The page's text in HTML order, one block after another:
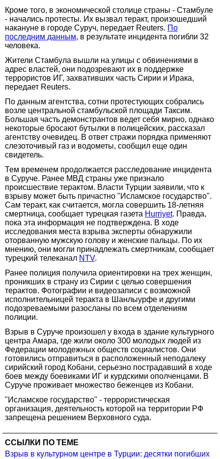
Кроме того, в экономической столице страны - Стамбуле
- начались протесты. Их вызвал теракт, произошедший
накануне в городе Суруч, передает Reuters. По
последним данным, в результате инцидента погибли 32
человека.
Жители Стамбула вышли на улицы с обвинениями в
адрес властей, они подозревают их в поддержке
террористов ИГ, захвативших часть Сирии и Ирака,
передает Reuters.
По данным агентства, сотни протестующих собрались
возле центральной стамбульской площади Таксим.
Большая часть демонстрантов ведет себя мирно, однако
некоторые бросают бутылки в полицейских, рассказал
агентству очевидец. В ответ стражи порядка применяют
слезоточивый газ и водометы, сообщил еще один
свидетель.
Тем временем продолжается расследование инцидента
в Суруче. Ранее МВД страны уже признало
происшествие терактом. Власти Турции заявили, что к
взрыву может быть причастно "Исламское государство".
Сам теракт, как считается, могла совершить 18-летняя
смертница, сообщает турецкая газета Hurriyet. Правда,
пока эта информация не подтверждена. В ходе
исследования места взрыва эксперты обнаружили
оторванную мужскую голову и женские пальцы. По их
мнению, они могли принадлежать смертникам, сообщает
турецкий телеканал NTV.
Ранее полиция получила ориентировки на трех женщин,
проникших в страну из Сирии с целью совершения
терактов. Фотографии и видеозаписи с возможной
исполнительницей теракта в Шанлыурфе и другими
подозреваемыми разосланы по всем отделениям
полиции.
Взрыв в Суруче произошел у входа в здание культурного
центра Амара, где жили около 300 молодых людей из
Федерации молодежных обществ социалистов. Они
готовились отправиться в расположенный неподалеку
сирийский город Кобани, серьезно пострадавший в ходе
боев между боевиками ИГ и курдскими ополченцами. В
Суруче проживает множество беженцев из Кобани.
"Исламское государство" - террористическая
организация, деятельность которой на территории РФ
запрещена решением Верховного суда.
ССЫЛКИ ПО ТЕМЕ
Взрыв в культурном центре в Турции: десятки погибших